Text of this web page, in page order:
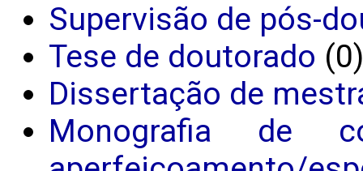
Supervisão de pós-
Tese de doutorado (0)
Dissertação de
Monografia de